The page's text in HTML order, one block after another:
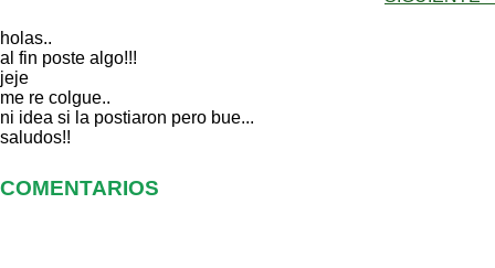
holas..
al fin poste algo!!!
jeje
me re colgue..
ni idea si la postiaron pero bue...
saludos!!
COMENTARIOS